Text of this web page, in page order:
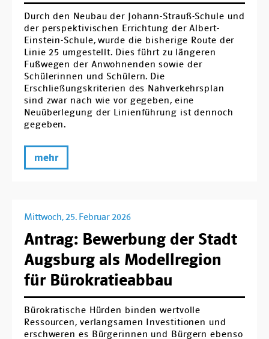
Durch den Neubau der Johann-Strauß-Schule und
der perspektivischen Errichtung der Albert-
Einstein-Schule, wurde die bisherige Route der
Linie 25 umgestellt. Dies führt zu längeren
Fußwegen der Anwohnenden sowie der
Schülerinnen und Schülern. Die
Erschließungskriterien des Nahverkehrsplan
sind zwar nach wie vor gegeben, eine
Neuüberlegung der Linienführung ist dennoch
gegeben.
mehr
Mittwoch, 25. Februar 2026
Antrag: Bewerbung der Stadt
Augsburg als Modellregion
für Bürokratieabbau
Bürokratische Hürden binden wertvolle
Ressourcen, verlangsamen Investitionen und
erschweren es Bürgerinnen und Bürgern ebenso